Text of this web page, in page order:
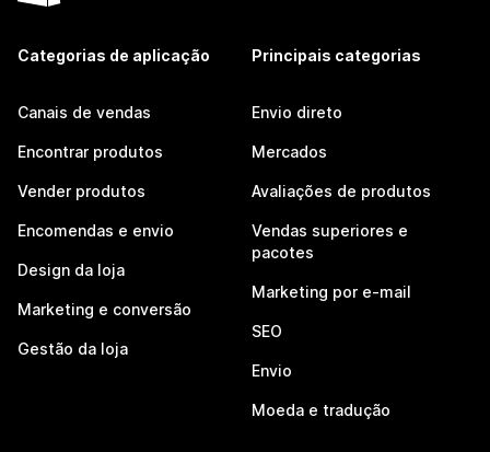
Categorias de aplicação
Canais de vendas
Encontrar produtos
Vender produtos
Encomendas e envio
Design da loja
Marketing e conversão
Gestão da loja
Principais categorias
Envio direto
Mercados
Avaliações de produtos
Vendas superiores e
pacotes
Marketing por e-mail
SEO
Envio
Moeda e tradução